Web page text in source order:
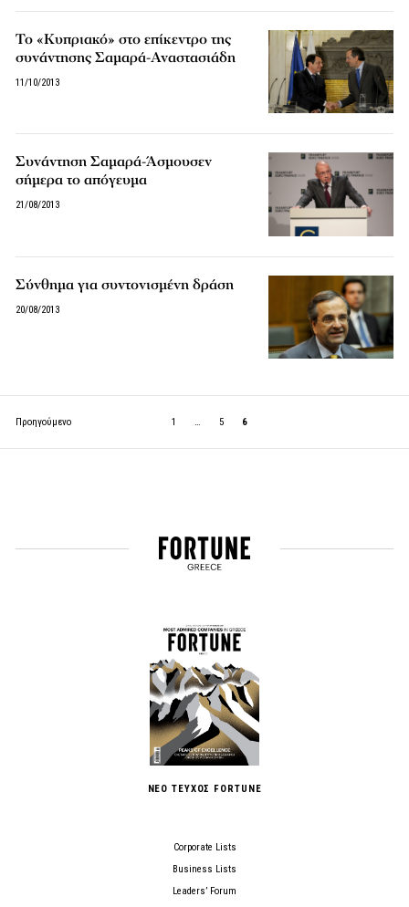
Το «Κυπριακό» στο επίκεντρο της
συνάντησης Σαμαρά-Αναστασιάδη
11/10/2013
Συνάντηση Σαμαρά-Άσμουσεν
σήμερα το απόγευμα
21/08/2013
Σύνθημα για συντονισμένη δράση
20/08/2013
Προηγούμενο 1 … 5 6
ΝΕΟ ΤΕΥΧΟΣ FORTUNE
Corporate Lists
Business Lists
Leaders’ Forum